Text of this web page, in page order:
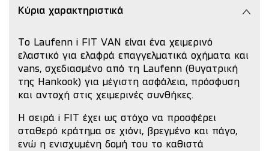
Κύρια χαρακτηριστικά
Το Laufenn i FIT VAN είναι ένα χειμερινό
ελαστικό για ελαφρά επαγγελματικά οχήματα και
vans, σχεδιασμένο από τη Laufenn (θυγατρική
της Hankook) για μέγιστη ασφάλεια, πρόσφυση
και αντοχή στις χειμερινές συνθήκες.
Η σειρά i FIT έχει ως στόχο να προσφέρει
σταθερό κράτημα σε χιόνι, βρεγμένο και πάγο,
ενώ η ενισχυμένη δομή του το καθιστά